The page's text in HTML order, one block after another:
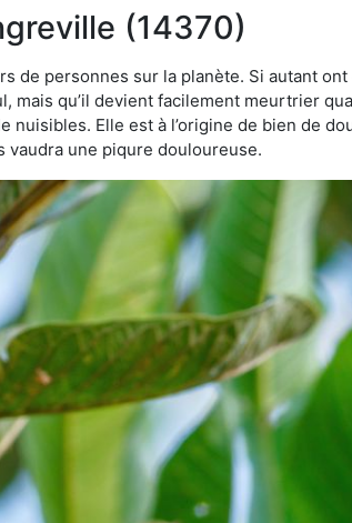
(14370)
de personnes sur la planète. Si autant
mais qu’il devient facilement meurtrier
Elle est à l’origine de bien de
vaudra une piqure douloureuse.